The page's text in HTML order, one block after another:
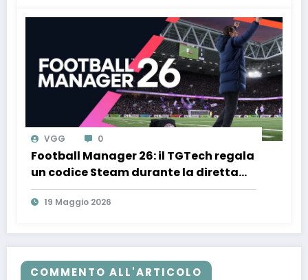
VGG 0
Football Manager 26: il TGTech regala
un codice Steam durante la diretta
del 21 maggio
19 Maggio 2026
COMMENTO ALL'ARTICOLO